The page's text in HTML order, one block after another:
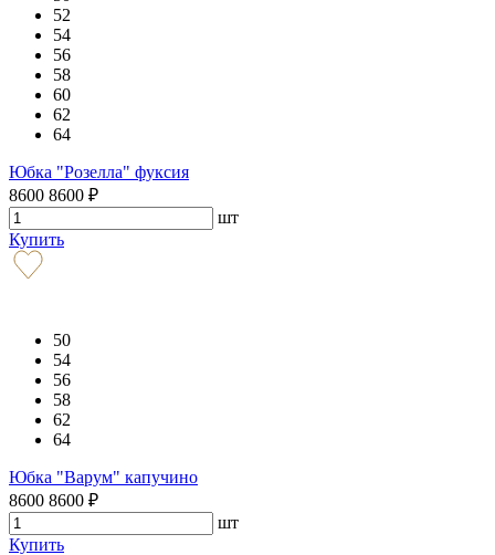
52
54
56
58
60
62
64
Юбка "Розелла" фуксия
8600 8600 ₽
шт
Купить
50
54
56
58
62
64
Юбка "Варум" капучино
8600 8600 ₽
шт
Купить